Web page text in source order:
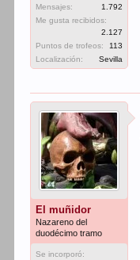
Mensajes:
1.792
Me gusta recibidos:
2.127
Puntos de trofeos:
113
Localización:
Sevilla
El muñidor
Nazareno del
duodécimo tramo
Se incorporó: